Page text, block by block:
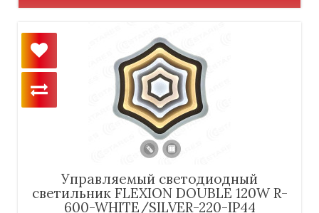
Управляемый светодиодный
светильник FLEXION DOUBLE 120W R-
600-WHITE/SILVER-220-IP44